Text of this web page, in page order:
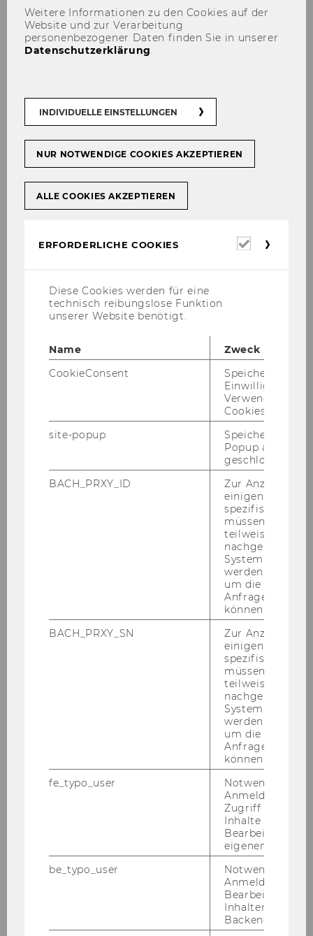
Weitere Informationen zu den Cookies auf der
Website und zur Verarbeitung
personenbezogener Daten finden Sie in unserer
Datenschutzerklärung.
INDIVIDUELLE EINSTELLUNGEN
NUR NOTWENDIGE COOKIES AKZEPTIEREN
ALLE COOKIES AKZEPTIEREN
ERFORDERLICHE COOKIES
Diese Cookies werden für eine
technisch reibungslose Funktion
unserer Website benötigt.
Name
Zweck
CookieConsent
Speichert Ihre
Einwilligung zur
Verwendung von
Cookies.
site-popup
Speichert ob ein
Popup
geschlossen
BACH_PRXY_ID
Zur Anzeige von
einigen WU-
spezifischen
müssen
teilweise von
nachgelagerten
System
werden.
um die Antwort
Anfrage
können.
BACH_PRXY_SN
Zur Anzeige von
einigen WU-
spezifischen
müssen
teilweise von
nachgelagerten
System
werden.
um die Antwort
Anfrage
können.
fe_typo_user
Notwendig für
Anmeldung und
Zugriff auf
Inhalte oder zur
Bearbeitung des
eigenen Profils.
be_typo_user
Notwendig für
Anmeldung und
Bearbeitung von
Inhalten im
Backend.